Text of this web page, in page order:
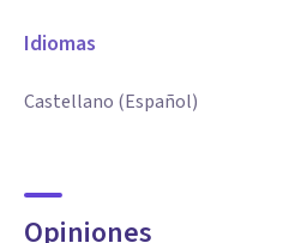
Idiomas
Castellano (Español)
Opiniones